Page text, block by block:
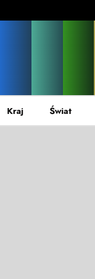
Kraj Świat